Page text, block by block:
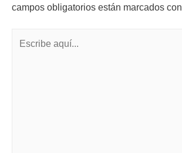
campos obligatorios están marcados con